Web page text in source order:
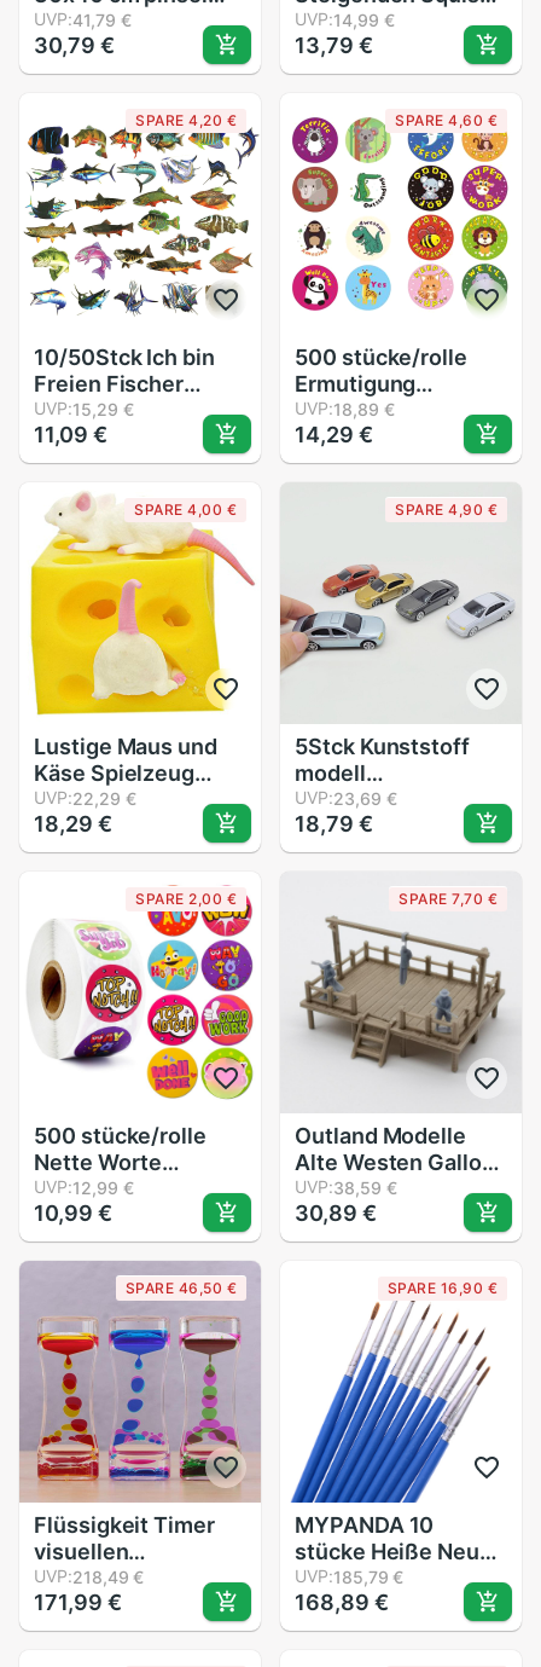
einstellen mit einem
Tuch Tasche
(EINHORN)
UVP:41,79 €
30,79 €
Welpen Hund
quetschen heiser
Hund Jumbo Duft
Karikatur Tiere
Lindert betonen
Angst Spielzeug
UVP:14,99 €
13,79 €
SPARE 4,20 €
10/50Stck Ich bin
Freien Fischer
Gehen Fischen
Fisch Aufkleber für
praktisch Laptop
Gepäck Skateboard
Kasten Panzer
Aufkleber
UVP:15,29 €
11,09 €
SPARE 4,60 €
500 stücke/rolle
Ermutigung
Aufkleber Rolle für
freundlicher
Motivation
Niedlichen Tiere
Aufkleber
(Gelegentliche
anlieferung)
UVP:18,89 €
14,29 €
SPARE 4,00 €
Lustige Maus und
Käse Spielzeug
Trägheit Verstecken
und Suchen
betonen Linderung
Squishable Figuren
Und Käse Block
betonen
Zerschlagung
zappeln Spielzeug
UVP:22,29 €
18,29 €
SPARE 4,90 €
5Stck Kunststoff
modell
autos/Bahn/
Landschaft
Eisenbahn Layout
Dioramen Diy Hobby
Zubehör
UVP:23,69 €
18,79 €
SPARE 2,00 €
500 stücke/rolle
Nette Worte
Aufkleber für
freundlicher Lehrer
Belohnung
Aufkleber Schule
Klassenzimmer
Liefert 1 zoll Runde
Ermutigen
Aufkleber
UVP:12,99 €
10,99 €
SPARE 7,70 €
Outland Modelle
Alte Westen Gallow
mit Straf-und
Offiziere 1:87 ho
Skala Landschaft
UVP:38,59 €
30,89 €
SPARE 46,50 €
Flüssigkeit Timer
visuellen
sensorischen
spielzeug autismus
sedierung spezielle
UVP:218,49 €
171,99 €
SPARE 16,90 €
MYPANDA 10
stücke Heiße Neue
Modell Spezielle
Punkt Pinsel
Modelle Hobby
UVP:185,79 €
168,89 €